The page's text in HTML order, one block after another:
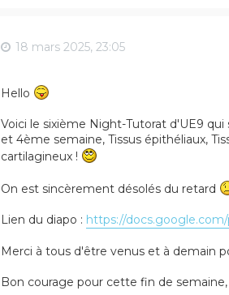
18 mars 2025, 23:05
Hello
Voici le sixième Night-Tutorat d'UE9
et 4ème semaine, Tissus épithéliaux,
cartilagineux !
On est sincèrement désolés du retard
Lien du diapo : https://
Merci à tous d'être venus et à demain
Bon courage pour cette fin de semaine,